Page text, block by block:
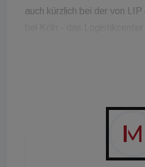
auch kürzlich bei der von
ebenerdigen Toren
Gesellschafter und
" Mit dem Kauf des Multi-
Gegenbach können wir